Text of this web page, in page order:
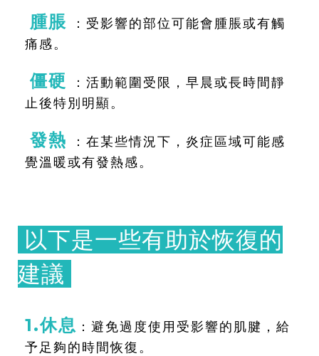
腫脹 ：受影響的部位可能會腫脹或有觸
痛感。
僵硬
：活動範圍受限，早晨或長時間靜
止後特別明顯。
發熱
：在某些情況下，炎症區域可能感
覺溫暖或有發熱感。
以下是一些有助於恢復的
建議
1.休息 ：避免過度使用受影響的肌腱，給
予足夠的時間恢復。